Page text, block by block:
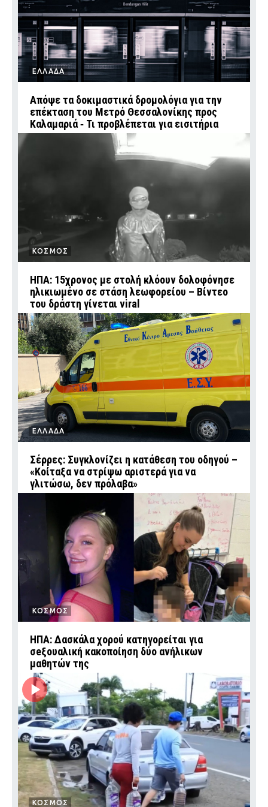
ΕΛΛΑΔΑ
Απόψε τα δοκιμαστικά δρομολόγια για την
επέκταση του Μετρό Θεσσαλονίκης προς
Καλαμαριά ‑ Τι προβλέπεται για εισιτήρια
ΚΟΣΜΟΣ
ΗΠΑ: 15χρονος με στολή κλόουν δολοφόνησε
ηλικιωμένο σε στάση λεωφορείου – Βίντεο
του δράστη γίνεται viral
ΕΛΛΑΔΑ
Σέρρες: Συγκλονίζει η κατάθεση του οδηγού –
«Κοίταξα να στρίψω αριστερά για να
γλιτώσω, δεν πρόλαβα»
ΚΟΣΜΟΣ
ΗΠΑ: Δασκάλα χορού κατηγορείται για
σeξουαλική κακοποίηση δύο ανήλικων
μαθητών της
ΚΟΣΜΟΣ